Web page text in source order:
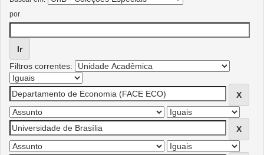
por
Filtros correntes: